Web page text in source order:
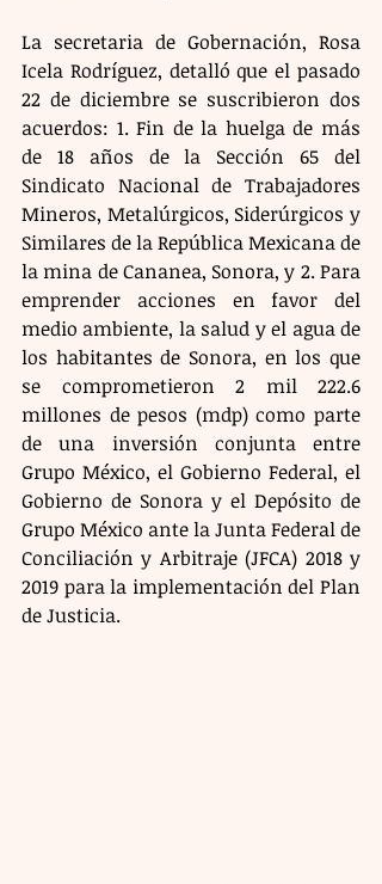
La secretaria de Gobernación, Rosa
Icela Rodríguez, detalló que el pasado
22 de diciembre se suscribieron dos
acuerdos: 1. Fin de la huelga de más
de 18 años de la Sección 65 del
Sindicato Nacional de Trabajadores
Mineros, Metalúrgicos, Siderúrgicos y
Similares de la República Mexicana de
la mina de Cananea, Sonora, y 2. Para
emprender acciones en favor del
medio ambiente, la salud y el agua de
los habitantes de Sonora, en los que
se comprometieron 2 mil 222.6
millones de pesos (mdp) como parte
de una inversión conjunta entre
Grupo México, el Gobierno Federal, el
Gobierno de Sonora y el Depósito de
Grupo México ante la Junta Federal de
Conciliación y Arbitraje (JFCA) 2018 y
2019 para la implementación del Plan
de Justicia.